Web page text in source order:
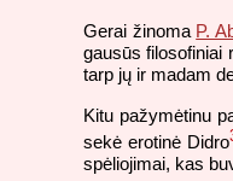
Gerai žinoma P.
gausūs filosofiniai
tarp jų ir madam
Kitu pažymėtinu
sekė erotinė Didro
spėliojimai, kas